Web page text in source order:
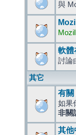
與
軟體
討論
其它
有關
如果
非關
其他